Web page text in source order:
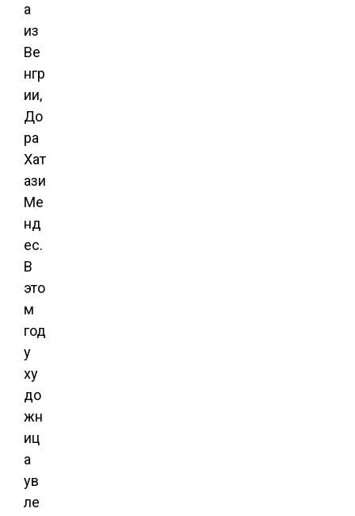
а
из
Ве
нгр
ии,
До
ра
Хат
ази
Ме
нд
ес.
В
это
м
год
у
ху
до
жн
иц
а
ув
ле